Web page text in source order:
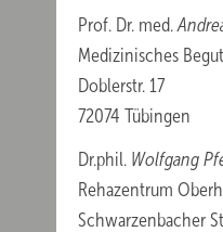
Prof. Dr. med.
Medizinisches
Doblerstr. 17
72074 Tübingen
Dr.phil. Wolfgang
Rehazentrum
Schwarzenbacher